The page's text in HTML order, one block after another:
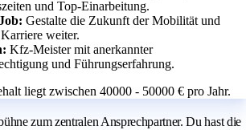
und Top-Einarbeitung.
Gestalte die Zukunft der Mobilität und
weiter.
Kfz-Meister mit anerkannter
und Führungserfahrung.
liegt zwischen 40000 - 50000 € pro Jahr.
zum zentralen Ansprechpartner. Du hast die